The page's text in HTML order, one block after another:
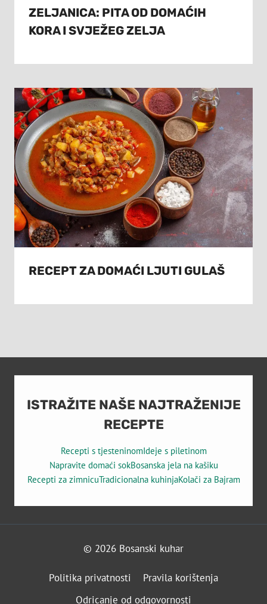
ZELJANICA: PITA OD DOMAĆIH
KORA I SVJEŽEG ZELJA
RECEPT ZA DOMAĆI LJUTI GULAŠ
ISTRAŽITE NAŠE NAJTRAŽENIJE
RECEPTE
Recepti s tjesteninomIdeje s piletinom
Napravite domaći sokBosanska jela na kašiku
Recepti za zimnicuTradicionalna kuhinjaKolači za Bajram
© 2026 Bosanski kuhar
Politika privatnosti
Pravila korištenja
Odricanje od odgovornosti